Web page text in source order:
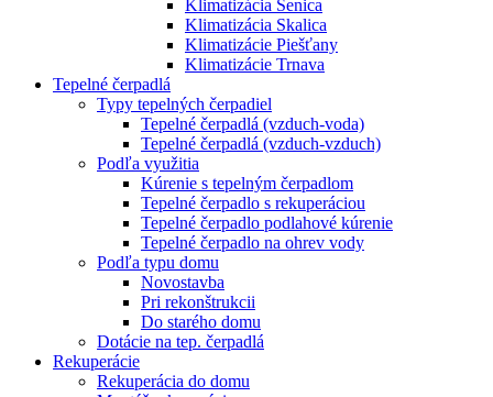
Klimatizácia Senica
Klimatizácia Skalica
Klimatizácie Piešťany
Klimatizácie Trnava
Tepelné čerpadlá
Typy tepelných čerpadiel
Tepelné čerpadlá (vzduch-voda)
Tepelné čerpadlá (vzduch-vzduch)
Podľa využitia
Kúrenie s tepelným čerpadlom
Tepelné čerpadlo s rekuperáciou
Tepelné čerpadlo podlahové kúrenie
Tepelné čerpadlo na ohrev vody
Podľa typu domu
Novostavba
Pri rekonštrukcii
Do starého domu
Dotácie na tep. čerpadlá
Rekuperácie
Rekuperácia do domu